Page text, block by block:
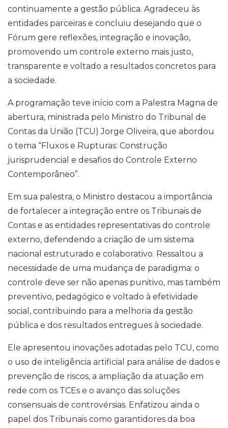
continuamente a gestão pública. Agradeceu às
entidades parceiras e concluiu desejando que o
Fórum gere reflexões, integração e inovação,
promovendo um controle externo mais justo,
transparente e voltado a resultados concretos para
a sociedade.
A programação teve início com a Palestra Magna de
abertura, ministrada pelo Ministro do Tribunal de
Contas da União (TCU) Jorge Oliveira, que abordou
o tema “Fluxos e Rupturas: Construção
jurisprudencial e desafios do Controle Externo
Contemporâneo”.
Em sua palestra, o Ministro destacou a importância
de fortalecer a integração entre os Tribunais de
Contas e as entidades representativas do controle
externo, defendendo a criação de um sistema
nacional estruturado e colaborativo. Ressaltou a
necessidade de uma mudança de paradigma: o
controle deve ser não apenas punitivo, mas também
preventivo, pedagógico e voltado à efetividade
social, contribuindo para a melhoria da gestão
pública e dos resultados entregues à sociedade.
Ele apresentou inovações adotadas pelo TCU, como
o uso de inteligência artificial para análise de dados e
prevenção de riscos, a ampliação da atuação em
rede com os TCEs e o avanço das soluções
consensuais de controvérsias. Enfatizou ainda o
papel dos Tribunais como garantidores da boa